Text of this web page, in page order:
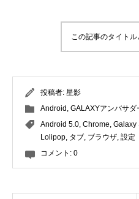
この記事のタイト
投稿者: 星影
Android, GALAXYアンバサダ
Android 5.0, Chrome, Galaxy
Lolipop, タブ, ブラウザ, 設定
コメント: 0